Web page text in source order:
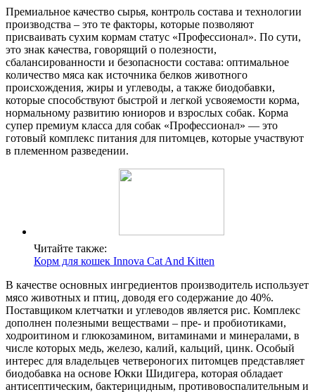
Премиальное качество сырья, контроль состава и технологии
производства – это те факторы, которые позволяют
присваивать сухим кормам статус «Профессионал». По сути,
это знак качества, говорящий о полезности,
сбалансированности и безопасности состава: оптимальное
количество мяса как источника белков животного
происхождения, жиры и углеводы, а также биодобавки,
которые способствуют быстрой и легкой усвояемости корма,
нормальному развитию юниоров и взрослых собак. Корма
супер премиум класса для собак «Профессионал» — это
готовый комплекс питания для питомцев, которые участвуют
в племенном разведении.
Читайте также:
Корм для кошек Innova Cat And Kitten
В качестве основных ингредиентов производитель использует
мясо животных и птиц, доводя его содержание до 40%.
Поставщиком клетчатки и углеводов является рис. Комплекс
дополнен полезными веществами – пре- и пробиотиками,
ходроитином и глюкозамином, витаминами и минералами, в
числе которых медь, железо, калий, кальций, цинк. Особый
интерес для владельцев четвероногих питомцев представляет
биодобавка на основе Юкки Шидигера, которая обладает
антисептическим, бактерицидным, противовоспалительным и